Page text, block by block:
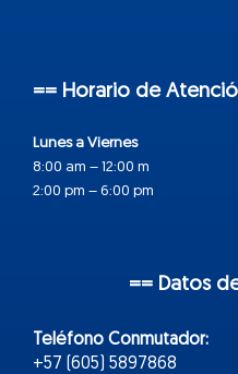
== Horario de
Lunes a Viernes
8:00 am – 12:00 m
2:00 pm – 6:00 pm
== Datos
Teléfono Conmutador:
+57 (605) 5897868